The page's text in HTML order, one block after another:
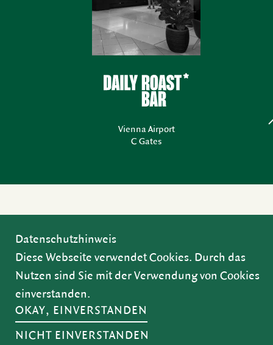
Vienna Airport
C Gates
Datenschutzhinweis
Diese Webseite verwendet Cookies. Durch das
Nutzen sind Sie mit der Verwendung von Cookies
einverstanden.
OKAY, EINVERSTANDEN
NICHT EINVERSTANDEN